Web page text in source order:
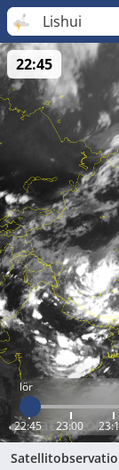
Lishui
lör
22:45 23:00
22:45